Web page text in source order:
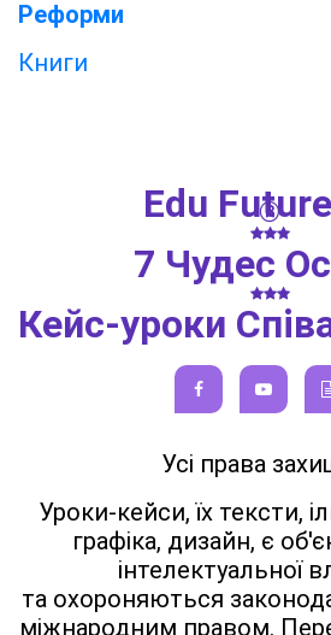
Реформи
Книги
Edu ®
7 Чудес
Кейс-уроки
Усі права
Уроки-кейси, їх тексти,
графіка, дизайн, є
інтелектуальної
та охороняються
міжнародним правом.